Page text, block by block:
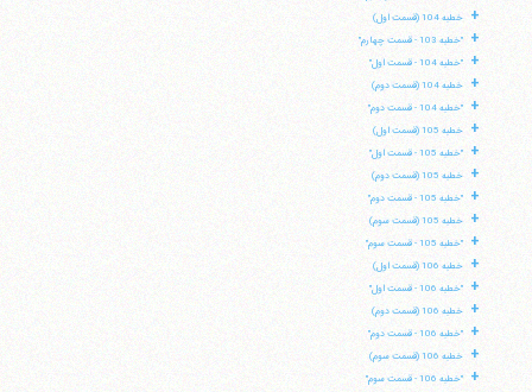
+ خطبه 104 (قسمت اول)
+ "خطبه 103 - قسمت چهارم"
+ "خطبه 104 - قسمت اول"
+ خطبه 104 (قسمت دوم)
+ "خطبه 104 - قسمت دوم"
+ خطبه 105 (قسمت اول)
+ "خطبه 105 - قسمت اول"
+ خطبه 105 (قسمت دوم)
+ "خطبه 105 - قسمت دوم"
+ خطبه 105 (قسمت سوم)
+ "خطبه 105 - قسمت سوم"
+ خطبه 106 (قسمت اول)
+ "خطبه 106 - قسمت اول"
+ خطبه 106 (قسمت دوم)
+ "خطبه 106 - قسمت دوم"
+ خطبه 106 (قسمت سوم)
+ "خطبه 106 - قسمت سوم"